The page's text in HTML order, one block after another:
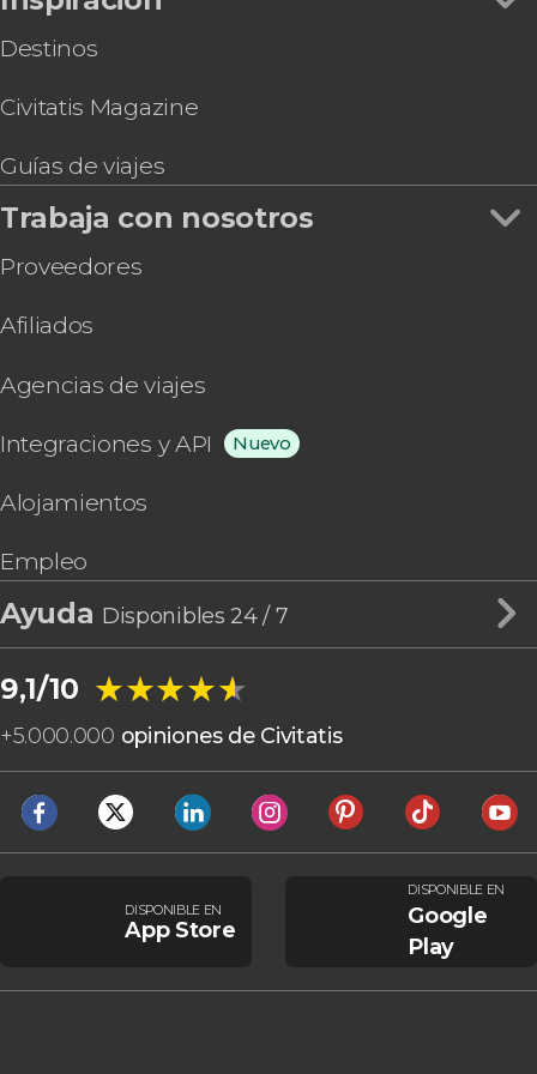
Destinos
Civitatis Magazine
Guías de viajes
Trabaja con nosotros
Proveedores
Afiliados
Agencias de viajes
Integraciones y API Nuevo
Alojamientos
Empleo
Ayuda Disponibles 24 / 7
9,1/10 ★★★★★
★★★★★
+5.000.000 opiniones de Civitatis
DISPONIBLE EN
App Store
DISPONIBLE EN
Google
Play